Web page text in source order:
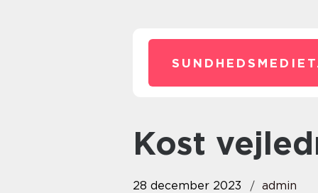
kost
28 december 2023 admin